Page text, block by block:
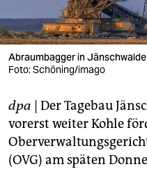
verlag
verlag
veranstaltungen
shop
fragen & hilfe
unterstützen
Abraumbagger in
Foto: Schöning/imago
dpa | Der Tagebau
vorerst weiter Kohle
(OVG) am späten